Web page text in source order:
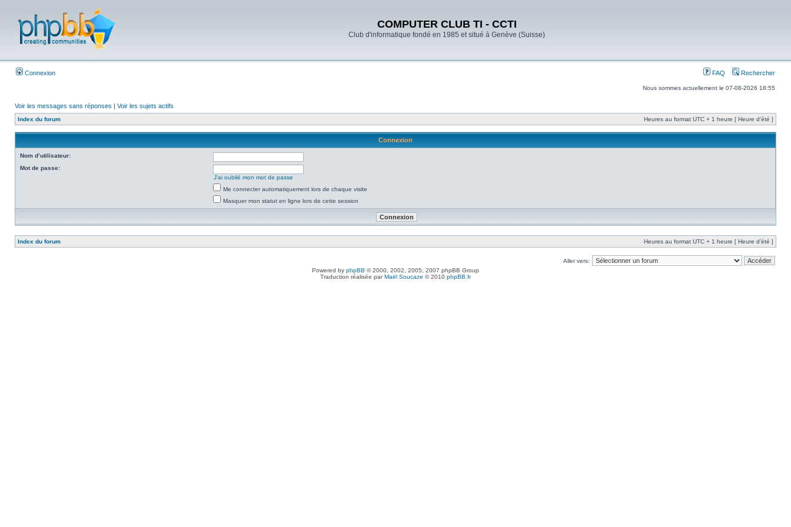
COMPUTER CLUB TI - CCTI
Club d'informatique fondé en 1985 et situé à Genève (Suisse)
Connexion FAQ Rechercher
Nous sommes actuellement le 07-08-2026 18:55
Voir les messages sans réponses | Voir les sujets actifs
Index du forum Heures au format UTC + 1 heure [ Heure d’été ]
Connexion
Nom d’utilisateur:
Mot de passe:
J’ai oublié mon mot de passe
Me connecter automatiquement lors de chaque visite
Masquer mon statut en ligne lors de cette session
Index du forum Heures au format UTC + 1 heure [ Heure d’été ]
Aller vers:
Powered by phpBB © 2000, 2002, 2005, 2007 phpBB Group
Traduction réalisée parMaël Soucaze © 2010 phpBB.fr